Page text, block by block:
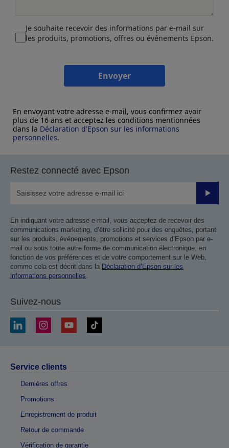
Je souhaite recevoir des informations par e-mail sur
les produits, promotions, offres ou événements Epson.
Envoyer
En envoyant votre adresse e-mail, vous confirmez avoir
plus de 16 ans et acceptez les conditions mentionnées
dans la Déclaration d'Epson sur les informations
personnelles.
Restez connecté avec Epson
Valider
En indiquant votre adresse e-mail, vous acceptez de recevoir des
communications marketing, d’être sollicité pour des enquêtes, portant
sur les produits, événements, promotions et services d’Epson par e-
mail ou sous toute autre forme de communication électronique, en
fonction de vos préférences et de votre comportement sur le Web,
comme cela est décrit dans la Déclaration d’Epson sur les
informations personnelles.
Suivez-nous
Service clients
Dernières offres
Promotions
Enregistrement de produit
Retour de commande
Vérification de garantie